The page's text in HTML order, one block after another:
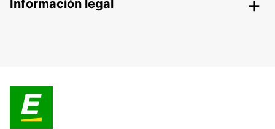
Información legal